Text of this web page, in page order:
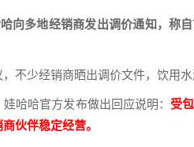
向多地经销商发出调价通知，称
不少经销商晒出调价文件，饮用水
哈哈官方发布做出回应说明： 受
伙伴稳定经营。